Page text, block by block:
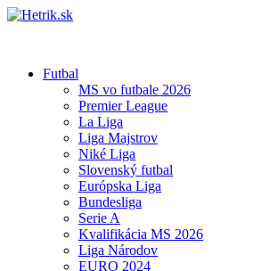
Futbal
MS vo futbale 2026
Premier League
La Liga
Liga Majstrov
Niké Liga
Slovenský futbal
Európska Liga
Bundesliga
Serie A
Kvalifikácia MS 2026
Liga Národov
EURO 2024